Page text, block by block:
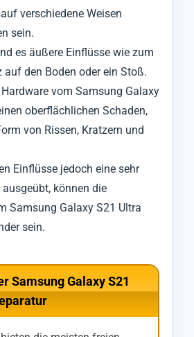
verschiedene Weisen
sein.
es äußere Einflüsse wie zum
auf den Boden oder ein Stoß.
vom Samsung Galaxy
oberflächlichen Schaden,
von Rissen, Kratzern und
Einflüsse jedoch eine sehr
können die
Samsung Galaxy S21 Ultra
sein.
Samsung Galaxy S21